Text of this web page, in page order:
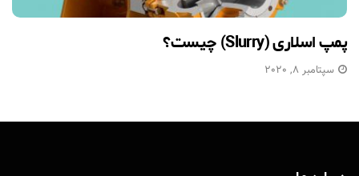
پمپ اسلاری (Slurry) چیست؟
سپتامبر 8, 2020